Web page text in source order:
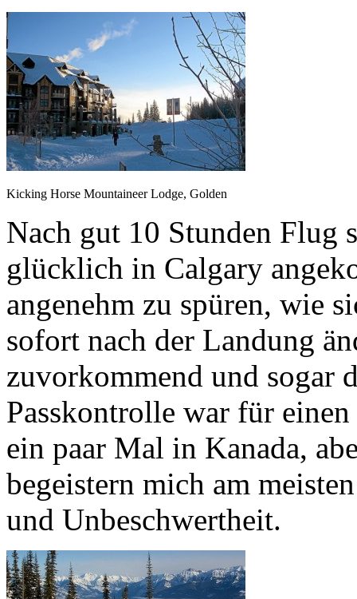
Kicking Horse Mountaineer Lodge, Golden
Nach gut 10 Stunden Flug
glücklich in Calgary
angenehm zu spüren, wie
sofort nach der Landung
zuvorkommend und sogar
Passkontrolle war für
ein paar Mal in Kanada,
begeistern mich am
und Unbeschwertheit.